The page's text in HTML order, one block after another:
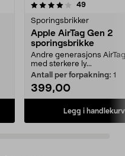
49
Sporingsbrikker
Apple AirTag Gen 2
sporingsbrikke
Andre generasjons
med sterkere ly...
Antall per forpakning: 1
399,00
Legg i handlekurv
4.5 av 5 stjerner